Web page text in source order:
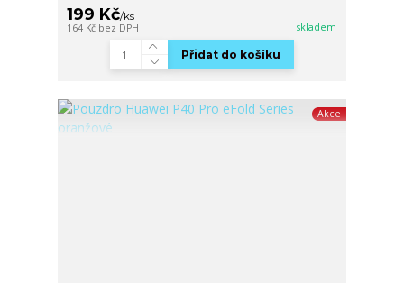
199 Kč/ks
164 Kč bez DPH skladem
Přidat do košíku
Akce